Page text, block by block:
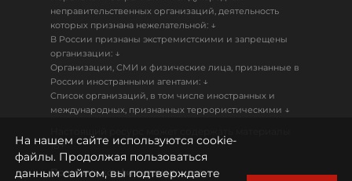
неправительственных организаций, деятельность
которых признана нежелательной: ↓
В России признаны экстремистскими и запрещены
организации: ↓
Организации, СМИ и физические лица, признанные в
России иностранными агентами: ↓
Список организаций, в том числе иностранных и
международных, признанных террористическими ↓
18+
Политика конфиденциальности
На нашем сайте используются cookie-
файлы. Продолжая пользоваться
данным сайтом, вы подтверждаете